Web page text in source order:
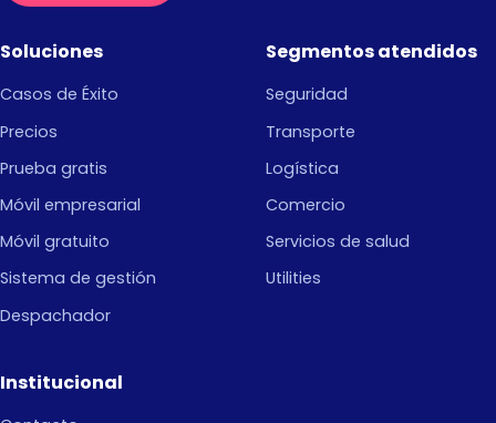
Soluciones
Casos de Éxito
Precios
Prueba gratis
Móvil empresarial
Móvil gratuito
Sistema de gestión
Despachador
Segmentos atendidos
Seguridad
Transporte
Logística
Comercio
Servicios de salud
Utilities
Institucional